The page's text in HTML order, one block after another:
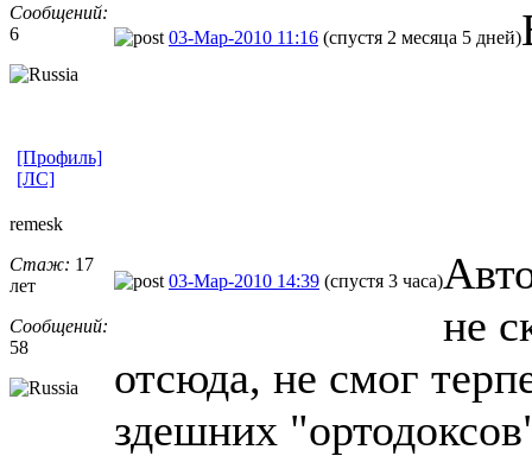
Сообщений:
6
03-Мар-2010 11:16 (спустя 2 месяца 5 дней)
[Профиль]
[ЛС]
remesk
Стаж: 17
лет
Сообщений:
58
03-Мар-2010 14:39 (спустя 3 часа)
не
отсюда, не смог
здешних